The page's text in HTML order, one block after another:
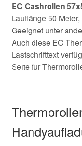
EC Cashrollen
Lauflänge 50
Geeignet unter
Auch diese EC
Lastschrifttext
Seite für